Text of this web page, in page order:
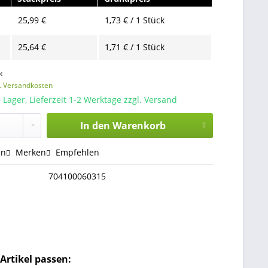
25,99 €
1,73 € / 1 Stück
25,64 € 1,71 € / 1 Stück
Versandkosten
Lieferzeit 1-2 Werktage zzgl. Versand
In den Warenkorb
Merken Empfehlen
704100060315
passen: